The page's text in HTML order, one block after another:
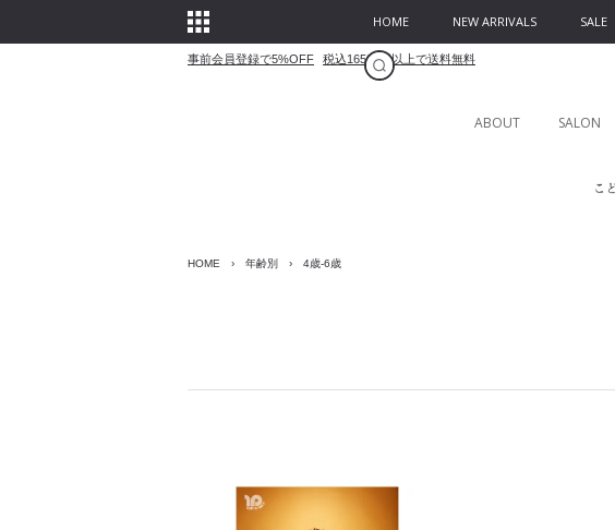
HOME NEW ARRIVALS SALE
事前会員登録で5%OFF 税込16500円以上で送料無料
ABOUT SALON
HOME › 年齢別 › 4歳-6歳